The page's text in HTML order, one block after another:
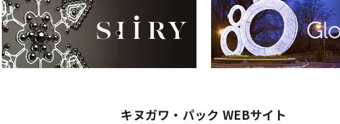
キヌガワ・パック WEBサイト